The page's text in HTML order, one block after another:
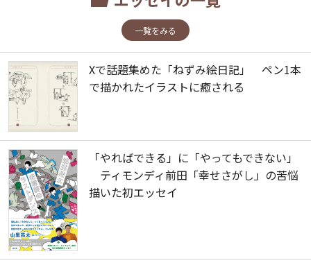
一覧をみる
Xで話題集めた「ねずみ絵日記」 ペン1本
で描かれたイラストに癒される
「やればできる」に「やってもできない」
ティモンディ前田「幸せさがし」の苦悩
描いた初エッセイ